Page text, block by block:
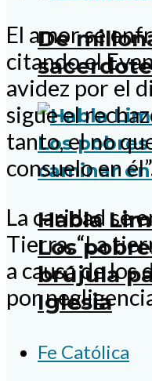
De
sacerdote
Habla
Los
brújula
Iglesia
Fe Católica
El amor se
citando el
avidez por el
sigue el
tanto, el no
consuelo en
La caridad se
Tierra. “La
a causa de los
por